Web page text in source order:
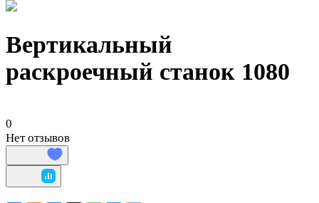
Вертикальный
раскроечный станок 1080
0
Нет отзывов